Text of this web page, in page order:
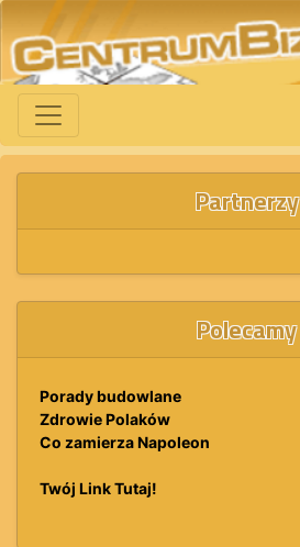
Partnerzy
Polecamy
Porady budowlane
Zdrowie Polaków
Co zamierza Napoleon
Twój Link Tutaj!